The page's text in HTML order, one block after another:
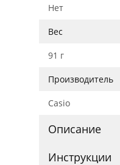
Нет
Вес
91 г
Производитель
Casio
Описание
Инструкции